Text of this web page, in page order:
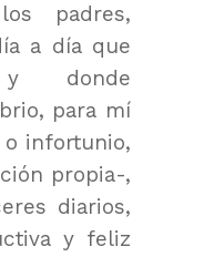
padres,
a día que
donde
para mí
infortunio,
propia-,
diarios,
y feliz